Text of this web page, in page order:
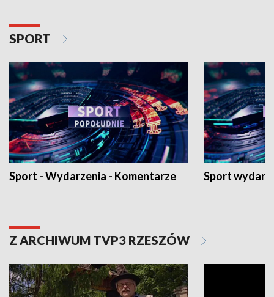
SPORT
Sport - Wydarzenia - Komentarze Sport
Z ARCHIWUM TVP3 RZESZÓW